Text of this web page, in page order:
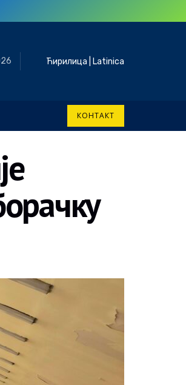
Ћирилица Latinica
КОНТАКТ